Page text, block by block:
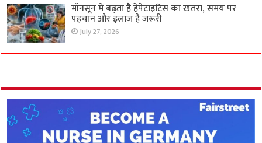
मॉनसून में बढ़ता है हेपेटाइटिस का खतरा, समय पर
पहचान और इलाज है जरूरी
July 27, 2026